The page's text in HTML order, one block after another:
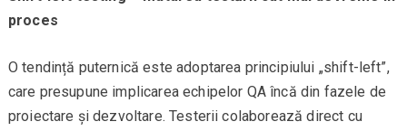
proces
O tendință puternică este adoptarea principiului „shift-left”,
care presupune implicarea echipelor QA încă din fazele de
proiectare și dezvoltare. Testerii colaborează direct cu